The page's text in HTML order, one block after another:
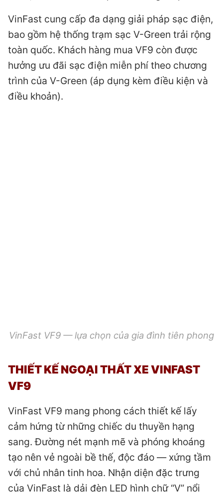
VinFast cung cấp đa dạng giải pháp sạc điện,
bao gồm hệ thống trạm sạc V-Green trải rộng
toàn quốc. Khách hàng mua VF9 còn được
hưởng ưu đãi sạc điện miễn phí theo chương
trình của V-Green (áp dụng kèm điều kiện và
điều khoản).
VinFast VF9 — lựa chọn của gia đình tiên phong
THIẾT KẾ NGOẠI THẤT XE VINFAST
VF9
VinFast VF9 mang phong cách thiết kế lấy
cảm hứng từ những chiếc du thuyền hạng
sang. Đường nét mạnh mẽ và phóng khoáng
tạo nên vẻ ngoài bề thế, độc đáo — xứng tầm
với chủ nhân tinh hoa. Nhận diện đặc trưng
của VinFast là dải đèn LED hình chữ “V” nổi